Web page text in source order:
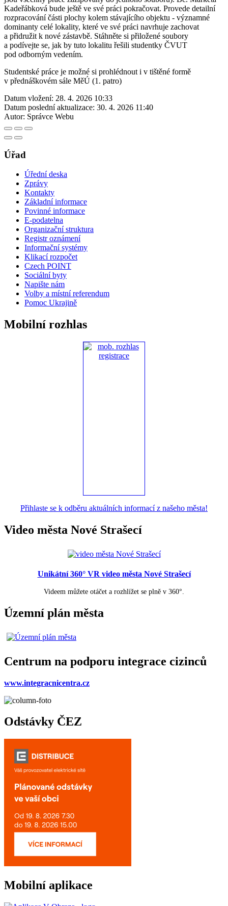
Kadeřábková bude ještě ve své práci pokračovat. Provede detailní
rozpracování části plochy kolem stávajícího objektu - významné
dominanty celé lokality, které ve své práci navrhuje zachovat
a přidružit k nové zástavbě. Stáhněte si přiložené soubory
a podívejte se, jak by tuto lokalitu řešili studentky ČVUT
pod odborným vedením.
Studentské práce je možné si prohlédnout i v tištěné formě
v přednáškovém sále MěÚ (1. patro)
Datum vložení: 28. 4. 2026 10:33
Datum poslední aktualizace: 30. 4. 2026 11:40
Autor: Správce Webu
Úřad
Úřední deska
Zprávy
Kontakty
Základní informace
Povinné informace
E-podatelna
Organizační struktura
Registr oznámení
Informační systémy
Klikací rozpočet
Czech POINT
Sociální byty
Napište nám
Volby a místní referendum
Pomoc Ukrajině
Mobilní rozhlas
Přihlaste se k odběru aktuálních informací z našeho města!
Video města Nové Strašecí
Unikátní 360° VR video města Nové Strašecí
Videem můžete otáčet a rozhlížet se plně v 360°.
Územní plán města
Centrum na podporu integrace cizinců
www.integracnicentra.cz
Odstávky ČEZ
Mobilní aplikace